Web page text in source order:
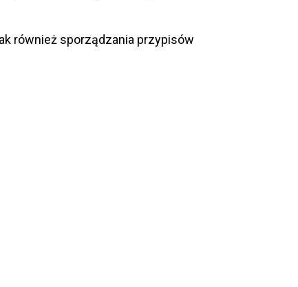
również sporządzania przypisów